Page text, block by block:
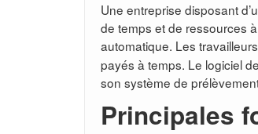
Une entreprise disposant
de temps et de ressources
automatique. Les
payés à temps. Le logiciel
son système de
Principales